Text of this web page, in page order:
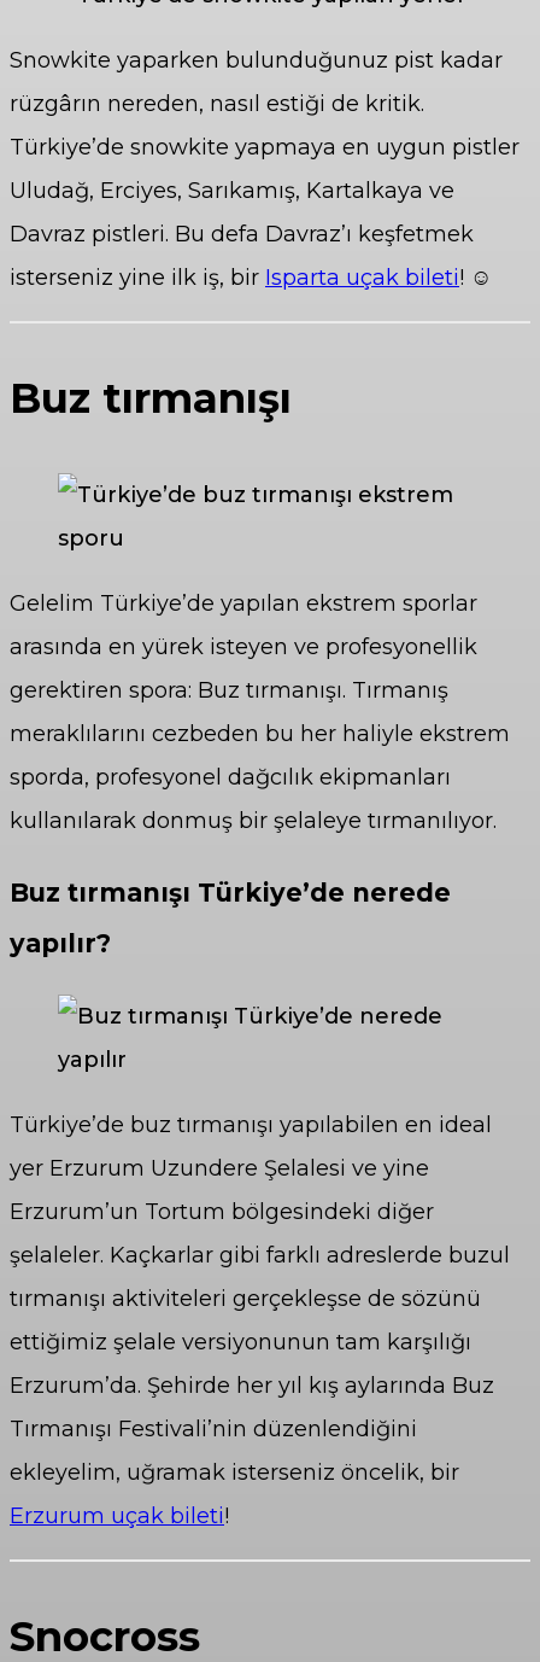
Snowkite yaparken bulunduğunuz pist kadar
rüzgârın nereden, nasıl estiği de kritik.
Türkiye’de snowkite yapmaya en uygun pistler
Uludağ, Erciyes, Sarıkamış, Kartalkaya ve
Davraz pistleri. Bu defa Davraz’ı keşfetmek
isterseniz yine ilk iş, bir Isparta uçak bileti! ☺
Buz tırmanışı
Gelelim Türkiye’de yapılan ekstrem sporlar
arasında en yürek isteyen ve profesyonellik
gerektiren spora: Buz tırmanışı. Tırmanış
meraklılarını cezbeden bu her haliyle ekstrem
sporda, profesyonel dağcılık ekipmanları
kullanılarak donmuş bir şelaleye tırmanılıyor.
Buz tırmanışı Türkiye’de nerede
yapılır?
Türkiye’de buz tırmanışı yapılabilen en ideal
yer Erzurum Uzundere Şelalesi ve yine
Erzurum’un Tortum bölgesindeki diğer
şelaleler. Kaçkarlar gibi farklı adreslerde buzul
tırmanışı aktiviteleri gerçekleşse de sözünü
ettiğimiz şelale versiyonunun tam karşılığı
Erzurum’da. Şehirde her yıl kış aylarında Buz
Tırmanışı Festivali’nin düzenlendiğini
ekleyelim, uğramak isterseniz öncelik, bir
Erzurum uçak bileti!
Snocross